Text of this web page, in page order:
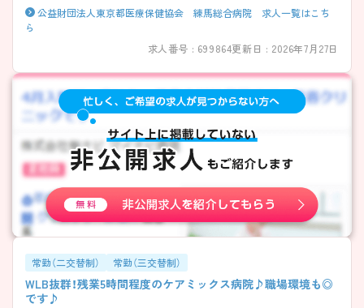
公益財団法人東京都医療保健協会 練馬総合病院 求人一覧はこち
ら
求人番号 : 699864更新日 : 2026年7月27日
常勤（二交替制） 常勤（三交替制）
WLB抜群！残業5時間程度のケアミックス病院♪職場環境も◎
です♪